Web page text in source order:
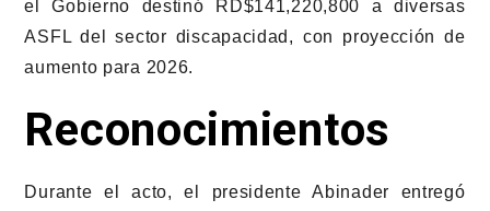
el Gobierno destinó RD$141,220,800 a diversas
ASFL del sector discapacidad, con proyección de
aumento para 2026.
Reconocimientos
Durante el acto, el presidente Abinader entregó